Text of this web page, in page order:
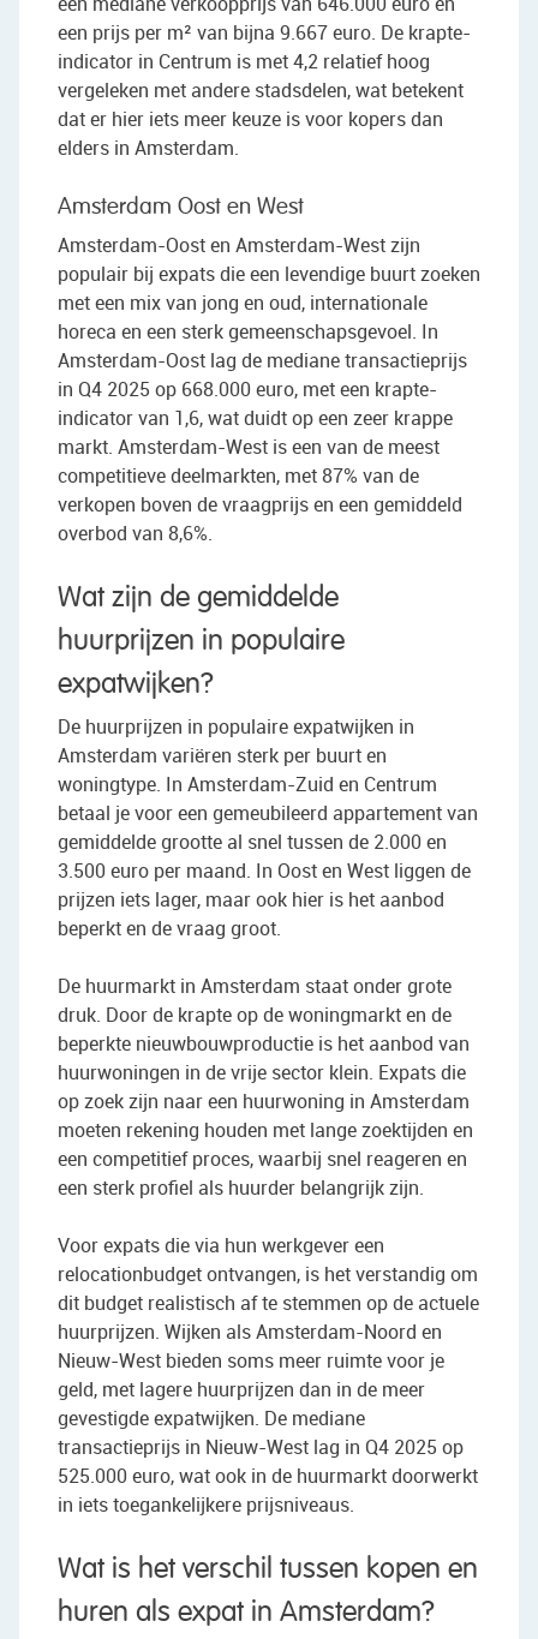
een prijs per m² van bijna 9.667 euro. De krapte-
indicator in Centrum is met 4,2 relatief hoog
vergeleken met andere stadsdelen, wat betekent
dat er hier iets meer keuze is voor kopers dan
elders in Amsterdam.
Amsterdam Oost en West
Amsterdam-Oost en Amsterdam-West zijn
populair bij expats die een levendige buurt zoeken
met een mix van jong en oud, internationale
horeca en een sterk gemeenschapsgevoel. In
Amsterdam-Oost lag de mediane transactieprijs
in Q4 2025 op 668.000 euro, met een krapte-
indicator van 1,6, wat duidt op een zeer krappe
markt. Amsterdam-West is een van de meest
competitieve deelmarkten, met 87% van de
verkopen boven de vraagprijs en een gemiddeld
overbod van 8,6%.
Wat zijn de gemiddelde
huurprijzen in populaire
expatwijken?
De huurprijzen in populaire expatwijken in
Amsterdam variëren sterk per buurt en
woningtype. In Amsterdam-Zuid en Centrum
betaal je voor een gemeubileerd appartement van
gemiddelde grootte al snel tussen de 2.000 en
3.500 euro per maand. In Oost en West liggen de
prijzen iets lager, maar ook hier is het aanbod
beperkt en de vraag groot.
De huurmarkt in Amsterdam staat onder grote
druk. Door de krapte op de woningmarkt en de
beperkte nieuwbouwproductie is het aanbod van
huurwoningen in de vrije sector klein. Expats die
op zoek zijn naar een huurwoning in Amsterdam
moeten rekening houden met lange zoektijden en
een competitief proces, waarbij snel reageren en
een sterk profiel als huurder belangrijk zijn.
Voor expats die via hun werkgever een
relocationbudget ontvangen, is het verstandig om
dit budget realistisch af te stemmen op de actuele
huurprijzen. Wijken als Amsterdam-Noord en
Nieuw-West bieden soms meer ruimte voor je
geld, met lagere huurprijzen dan in de meer
gevestigde expatwijken. De mediane
transactieprijs in Nieuw-West lag in Q4 2025 op
525.000 euro, wat ook in de huurmarkt doorwerkt
in iets toegankelijkere prijsniveaus.
Wat is het verschil tussen kopen en
huren als expat in Amsterdam?